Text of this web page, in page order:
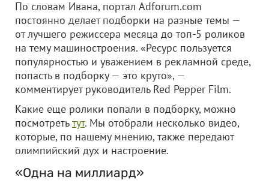
По словам Ивана, портал Adforum.com
постоянно делает подборки на разные темы —
от лучшего режиссера месяца до топ-5 роликов
на тему машиностроения. «Ресурс пользуется
популярностью и уважением в рекламной среде,
попасть в подборку — это круто», —
комментирует руководитель Red Pepper Film.
Какие еще ролики попали в подборку, можно
посмотретьтут. Мы отобрали несколько видео,
которые, по нашему мнению, также передают
олимпийский дух и настроение.
«Одна на миллиард»